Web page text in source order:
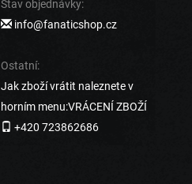
Stav objednávky:
info@fanaticshop.cz
Ostatní:
Jak zboží vrátit naleznete v
horním menu:VRÁCENÍ ZBOŽÍ
+420 723862686